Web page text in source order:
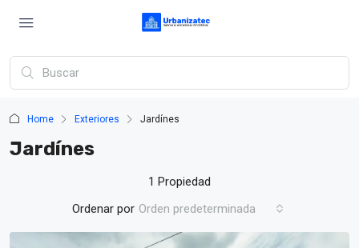
Home Exteriores Jardínes
Jardínes
1 Propiedad
Ordenar por Orden predeterminada